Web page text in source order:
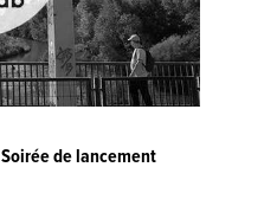
de lancement